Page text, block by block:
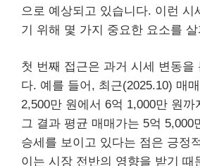
으로 예상되고 있습니다. 이런 시
기 위해 몇 가지 중요한 요소를
첫 번째 접근은 과거 시세 변동을
다. 예를 들어, 최근(2025.10) 매
2,500만 원에서 6억 1,000만 원까
그 결과 평균 매매가는 5억 5,000
승세를 보이고 있다는 점은 긍정
이는 시장 전반의 영향을 받기 때